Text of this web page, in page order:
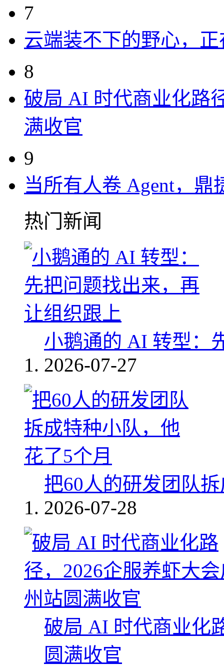
7
云端装不下的野心，
8
破局 AI 时代商业化路
满收官
9
当所有人卷 Agent，
热门新闻
小鹅通的 AI 转型：
2026-07-27
把60人的研发团队
2026-07-28
破局 AI 时代商业化
圆满收官